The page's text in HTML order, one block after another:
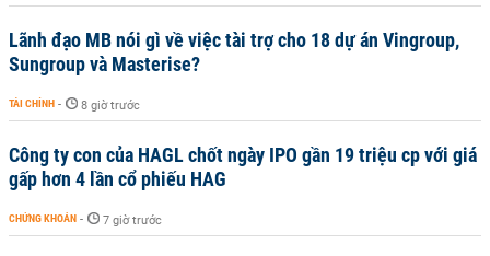
Lãnh đạo MB nói gì về việc tài trợ cho 18 dự án Vingroup,
Sungroup và Masterise?
TÀI CHÍNH - 8 giờ trước
Công ty con của HAGL chốt ngày IPO gần 19 triệu cp với giá
gấp hơn 4 lần cổ phiếu HAG
CHỨNG KHOÁN - 7 giờ trước